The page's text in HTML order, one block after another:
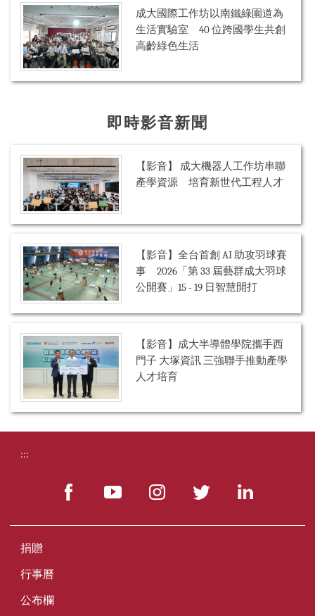
成大國際工作坊以南鐵綠園道為
生活實驗室 40 位跨國學生共創
高齡綠色生活
即時影音新聞
【影音】 成大機器人工作坊串聯
產學資源 培育新世代工程人才
【影音】全台首創 AI 助攻羽球賽
事 2026「第 33 屆藝群成大羽球
公開賽」15 - 19 日智慧開打
【影音】成大半導體學院攜手西
門子 大塚資訊 三強聯手推動產學
人才培育
:::
捐贈
行事曆
公布欄